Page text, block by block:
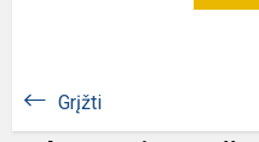
Grįžti